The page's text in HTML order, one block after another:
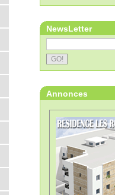
NewsLetter
Annonces